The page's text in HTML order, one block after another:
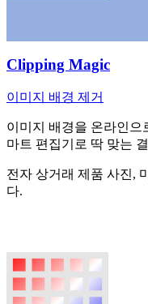
Clipping Magic
이미지 배경 제거
이미지 배경을 온라인으
마트 편집기로 딱 맞는
전자 상거래 제품 사진,
다.